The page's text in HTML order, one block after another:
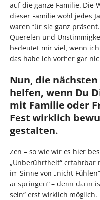
auf die ganze Familie. Die
dieser Familie wohl jedes
waren für sie ganz
Querelen und
bedeutet mir viel, wenn
das habe ich vorher gar
Nun, die
helfen, wenn Du
mit Familie oder
Fest wirklich
gestalten.
Zen – so wie wir es hier
„Unberührtheit“ erfahrbar
im Sinne von „nicht
anspringen“ – denn dann
sein“ erst wirklich möglich.